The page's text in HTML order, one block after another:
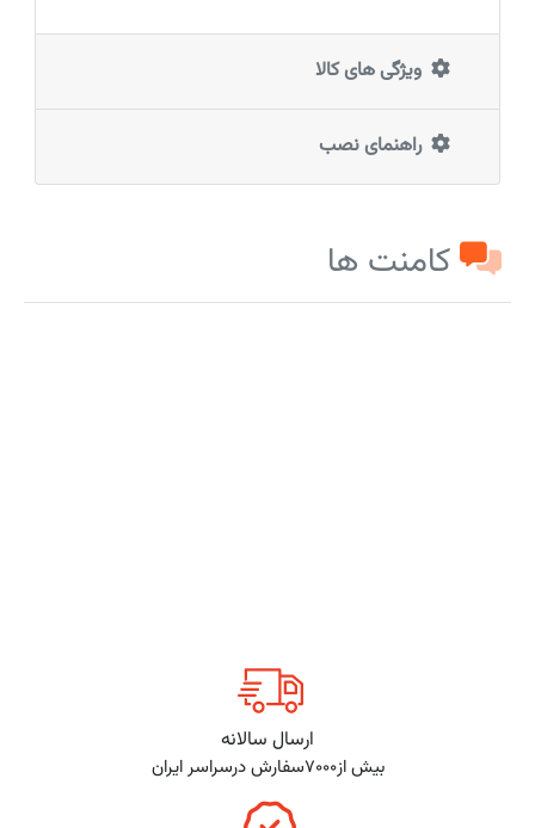
ویژگی های کالا
راهنمای نصب
کامنت ها
ارسال سالانه
بیش از7000سفارش درسراسر ایران